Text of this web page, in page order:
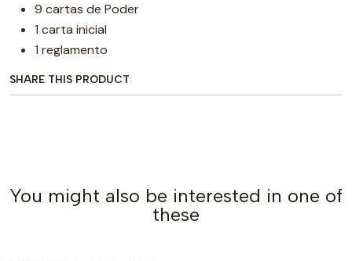
9 cartas de Poder
1 carta inicial
1 reglamento
SHARE THIS PRODUCT
You might also be interested in one of
these